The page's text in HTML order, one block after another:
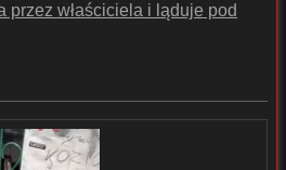
przez właściciela i ląduje pod